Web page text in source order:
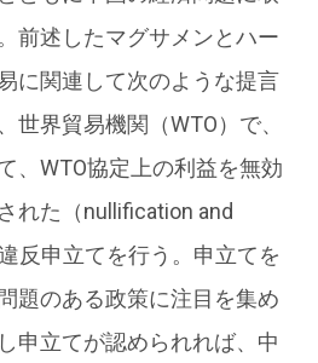
前述したマグサメンとハー
に関連して次のような提言
世界貿易機関（WTO）で、
、WTO協定上の利益を無効
れた（nullification and
反申立てを行う。申立てを
題のある政策に注目を集め
申立てが認められれば、中